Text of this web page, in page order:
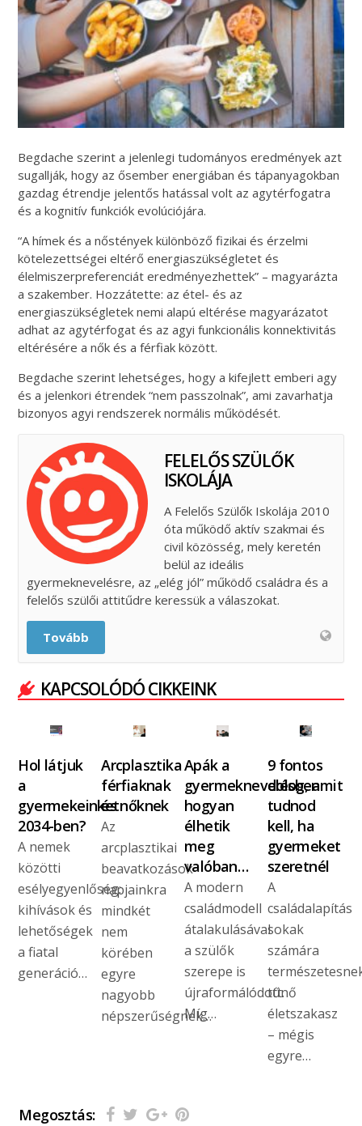
Begdache szerint a jelenlegi tudományos eredmények azt
sugallják, hogy az ősember energiában és tápanyagokban
gazdag étrendje jelentős hatással volt az agytérfogatra
és a kognitív funkciók evolúciójára.
“A hímek és a nőstények különböző fizikai és érzelmi
kötelezettségei eltérő energiaszükségletet és
élelmiszerpreferenciát eredményezhettek” – magyarázta
a szakember. Hozzátette: az étel- és az
energiaszükségletek nemi alapú eltérése magyarázatot
adhat az agytérfogat és az agyi funkcionális konnektivitás
eltérésére a nők és a férfiak között.
Begdache szerint lehetséges, hogy a kifejlett emberi agy
és a jelenkori étrendek “nem passzolnak”, ami zavarhatja
bizonyos agyi rendszerek normális működését.
FELELŐS SZÜLŐK
ISKOLÁJA
A Felelős Szülők Iskolája 2010
óta működő aktív szakmai és
civil közösség, mely keretén
belül az ideális
gyermeknevelésre, az „elég jól” működő családra és a
felelős szülői attitűdre keressük a válaszokat.
Tovább
KAPCSOLÓDÓ CIKKEINK
Hol látjuk
a
gyermekeinket
2034-ben?
A nemek
közötti
esélyegyenlőség:
kihívások és
lehetőségek
a fiatal
generáció…
Arcplasztika
férfiaknak
és nőknek
Az
arcplasztikai
beavatkozások
napjainkra
mindkét
nem
körében
egyre
nagyobb
népszerűségnek…
Apák a
gyermeknevelésben:
hogyan
élhetik
meg
valóban…
A modern
családmodell
átalakulásával
a szülők
szerepe is
újraformálódott.
Míg…
9 fontos
dolog, amit
tudnod
kell, ha
gyermeket
szeretnél
A
családalapítás
sokak
számára
tűnő
életszakasz
– mégis
egyre…
Megosztás: